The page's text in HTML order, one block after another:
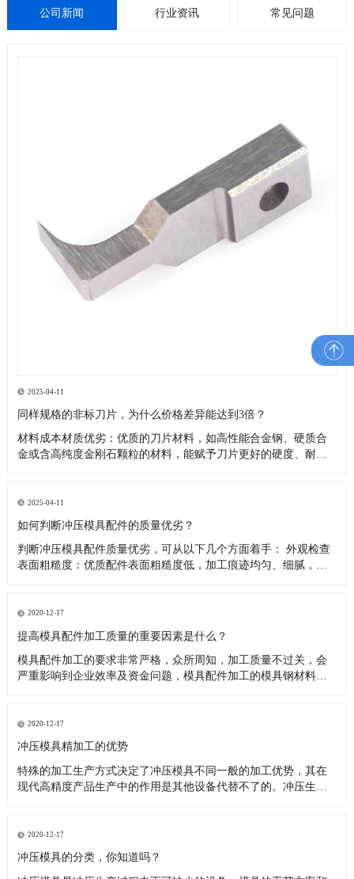
公司新闻 行业资讯 常见问题
2025-04-11
同样规格的非标刀片，为什么价格差异能达到3倍？
材料成本材质优劣：优质的刀片材料，如高性能合金钢、硬质合
金或含高纯度金刚石颗粒的材料，能赋予刀片更好的硬度、耐磨
宜。品牌和产地：不同品牌的材料，由于生产工艺、质量控制和
品牌价值的差异，价
2025-04-11
如何判断冲压模具配件的质量优劣？
判断冲压模具配件质量优劣，可从以下几个方面着手： 外观检查
表面粗糙度：优质配件表面粗糙度低，加工痕迹均匀、细腻，无
用卡尺、千分尺等量具测量配件关键尺寸，需与设计图纸精确相
符，公差控制
2020-12-17
提高模具配件加工质量的重要因素是什么？
模具配件加工的要求非常严格，众所周知，加工质量不过关，会
严重影响到企业效率及资金问题，模具配件加工的模具钢材料硬
设计制造水平，多种沟槽、多种材质在一套模具中成形或组装成
组件的多功能复合
2020-12-17
冲压模具精加工的优势
特殊的加工生产方式决定了冲压模具不同一般的加工优势，其在
现代高精度产品生产中的作用是其他设备代替不了的。冲压生产
（1）表面光亮。很多机械产品在最后一道工序都要进行表面抛
光，这主要是为
2020-12-17
冲压模具的分类，你知道吗？